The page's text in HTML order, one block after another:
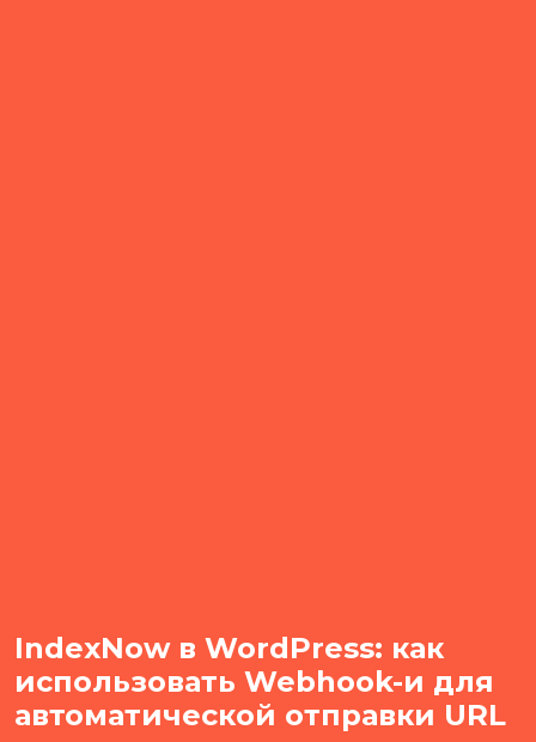
IndexNow в WordPress: как
использовать Webhook-и для
автоматической отправки URL